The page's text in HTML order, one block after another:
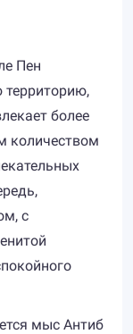
Пен
более
количеством
с
мыс Антиб